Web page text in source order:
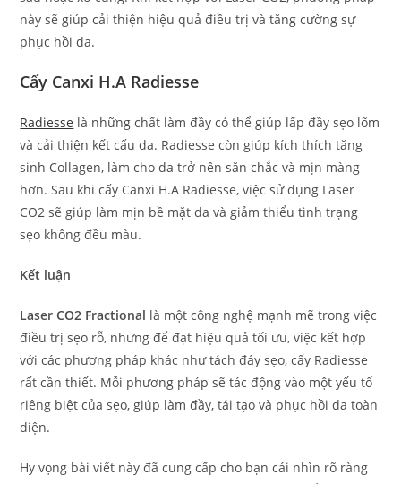
này sẽ giúp cải thiện hiệu quả điều trị và tăng cường sự
phục hồi da.
Cấy Canxi H.A Radiesse
Radiesse là những chất làm đầy có thể giúp lấp đầy sẹo lõm
và cải thiện kết cấu da. Radiesse còn giúp kích thích tăng
sinh Collagen, làm cho da trở nên săn chắc và mịn màng
hơn. Sau khi cấy Canxi H.A Radiesse, việc sử dụng Laser
CO2 sẽ giúp làm mịn bề mặt da và giảm thiểu tình trạng
sẹo không đều màu.
Kết luận
Laser CO2 Fractional là một công nghệ mạnh mẽ trong việc
điều trị sẹo rỗ, nhưng để đạt hiệu quả tối ưu, việc kết hợp
với các phương pháp khác như tách đáy sẹo, cấy Radiesse
rất cần thiết. Mỗi phương pháp sẽ tác động vào một yếu tố
riêng biệt của sẹo, giúp làm đầy, tái tạo và phục hồi da toàn
diện.
Hy vọng bài viết này đã cung cấp cho bạn cái nhìn rõ ràng